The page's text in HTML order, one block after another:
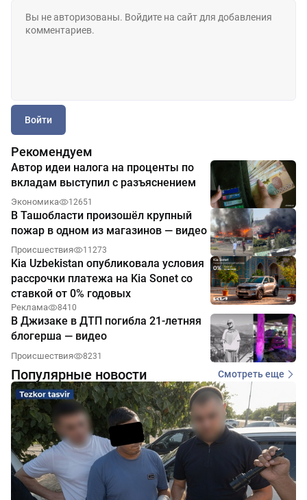
Войти
Рекомендуем
Автор идеи налога на проценты по
вкладам выступил с разъяснением
Экономика 12651
В Ташобласти произошёл крупный
пожар в одном из магазинов — видео
Происшествия 11273
Kia Uzbekistan опубликовала условия
рассрочки платежа на Kia Sonet со
ставкой от 0% годовых
Реклама 8410
В Джизаке в ДТП погибла 21-летняя
блогерша — видео
Происшествия 8231
Популярные новости Смотреть еще